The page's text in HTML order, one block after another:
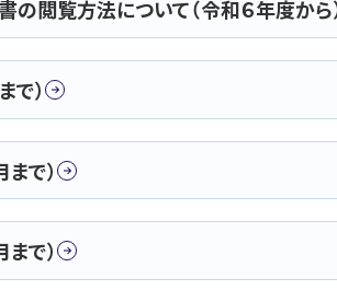
閲覧方法について（令和６年度から
）
で）
で）